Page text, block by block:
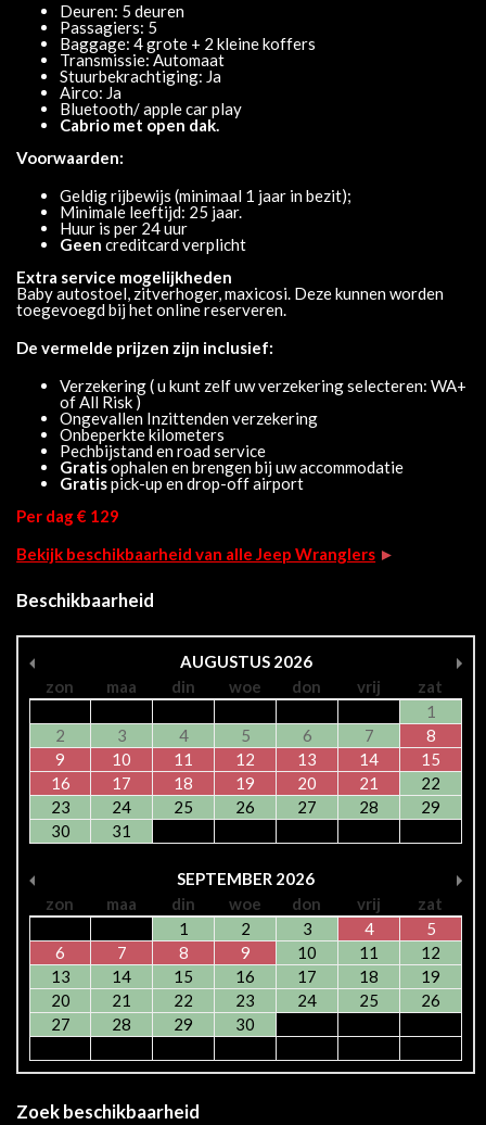
Deuren: 5 deuren
Passagiers: 5
Baggage: 4 grote + 2 kleine koffers
Transmissie: Automaat
Stuurbekrachtiging: Ja
Airco: Ja
Bluetooth/ apple car play
Cabrio met open dak.
Voorwaarden:
Geldig rijbewijs (minimaal 1 jaar in bezit);
Minimale leeftijd: 25 jaar.
Huur is per 24 uur
Geen creditcard verplicht
Extra service mogelijkheden
Baby autostoel, zitverhoger, maxicosi. Deze kunnen worden
toegevoegd bij het online reserveren.
De vermelde prijzen zijn inclusief:
Verzekering ( u kunt zelf uw verzekering selecteren: WA+
of All Risk )
Ongevallen Inzittenden verzekering
Onbeperkte kilometers
Pechbijstand en road service
Gratisophalen en brengen bij uw accommodatie
Gratispick-up en drop-off airport
Per dag € 129
Bekijk beschikbaarheid van alle Jeep Wranglers ►
Beschikbaarheid
AUGUSTUS 2026
zon
maa din woe don vrij
zat
1
2
3 4 5 6 7
8
9
10 11 12 13 14
15
16
17 18 19 20 21
22
23
24 25 26 27 28
29
30
31
SEPTEMBER 2026
zon
maa din woe don vrij
zat
1
2 3 4
5
6
7 8 9 10 11
12
13
14 15 16 17 18
19
20
21 22 23 24 25
26
27
28 29 30
Zoek beschikbaarheid